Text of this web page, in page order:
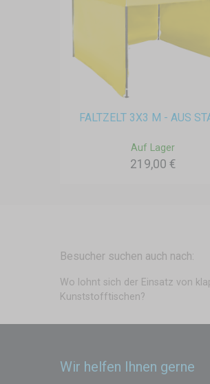
FALTZELT 3X3 M - AUS
Auf Lager
219,00 €
Besucher suchen auch nach:
Wo lohnt sich der Einsatz von
Kunststofftischen?
Wir helfen Ihnen gerne